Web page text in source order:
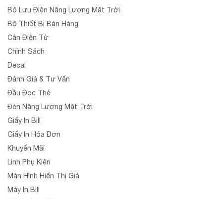
Bộ Lưu Điện Năng Lượng Mặt Trời
Bộ Thiết Bị Bán Hàng
Cân Điện Tử
Chính Sách
Decal
Đánh Giá & Tư Vấn
Đầu Đọc Thẻ
Đèn Năng Lượng Mặt Trời
Giấy In Bill
Giấy In Hóa Đơn
Khuyến Mãi
Linh Phụ Kiện
Màn Hình Hiển Thị Giá
Máy In Bill